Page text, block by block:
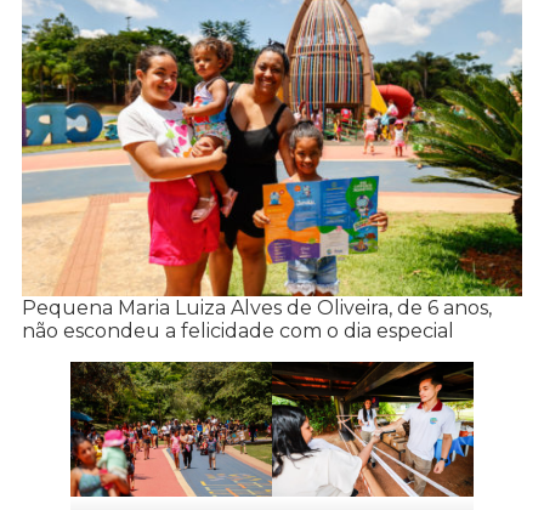
Pequena Maria Luiza Alves de Oliveira, de 6 anos,
não escondeu a felicidade com o dia especial